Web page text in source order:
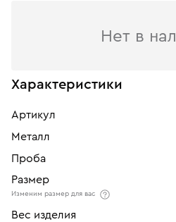
Нет в
Характеристики
Артикул
Металл
Проба
Размер
Изменим размер для вас
Вес изделия